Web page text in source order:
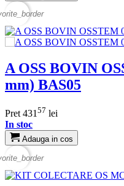
A OSS BOVIN
mm) BAS05
Pret 431 57 lei
In stoc
Adauga in cos